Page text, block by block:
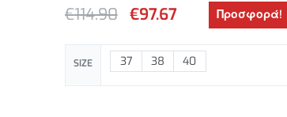
€114.90 €97.67 Προσφορά!
SIZE 37 38 40